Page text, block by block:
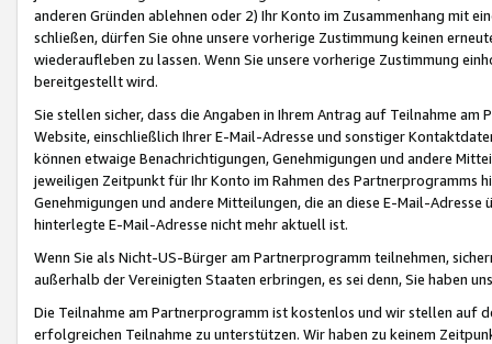
anderen Gründen ablehnen oder 2) Ihr Konto im Zusammenhang mit
schließen, dürfen Sie ohne unsere vorherige Zustimmung keinen
wiederaufleben zu lassen. Wenn Sie unsere vorherige Zustimmung
bereitgestellt wird.
Sie stellen sicher, dass die Angaben in Ihrem Antrag auf Teilnahme
Website, einschließlich Ihrer E-Mail-Adresse und sonstiger
können etwaige Benachrichtigungen, Genehmigungen und andere
jeweiligen Zeitpunkt für Ihr Konto im Rahmen des Partnerprogramms
Genehmigungen und andere Mitteilungen, die an diese E-Mail-
hinterlegte E-Mail-Adresse nicht mehr aktuell ist.
Wenn Sie als Nicht-US-Bürger am Partnerprogramm teilnehmen,
außerhalb der Vereinigten Staaten erbringen, es sei denn, Sie haben
Die Teilnahme am Partnerprogramm ist kostenlos und wir stellen auf
erfolgreichen Teilnahme zu unterstützen. Wir haben zu keinem